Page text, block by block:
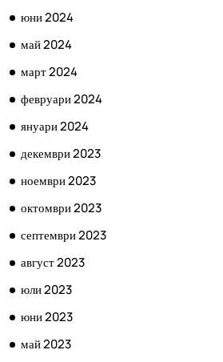
юни 2024
май 2024
март 2024
февруари 2024
януари 2024
декември 2023
ноември 2023
октомври 2023
септември 2023
август 2023
юли 2023
юни 2023
май 2023